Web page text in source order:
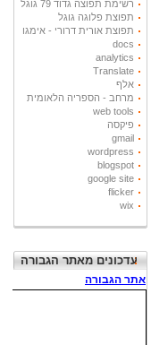
רשימת תפוצה גדוד 79 גוגל
תפוצת פלוגה גוגל
תפוצת אורית דרורי - אימגו
docs
analytics
Translate
אלף
מרחב - הספריה הלאומית
web tools
פיקסה
gmail
wordpress
blogspot
google site
flicker
wix
עדכונים מאתר הגבורה